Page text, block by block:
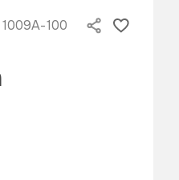
1009A-100